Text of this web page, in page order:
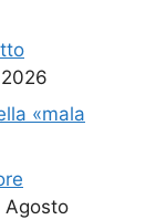
«mala
Agosto